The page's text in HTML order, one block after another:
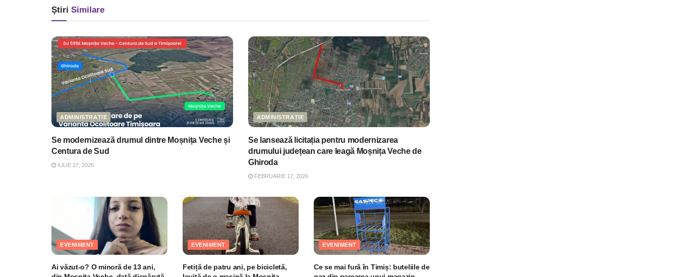
Știri Similare
ADMINISTRAȚIE
Se modernizează drumul dintre Moșnița Veche și
Centura de Sud
IULIE 27, 2026
ADMINISTRAȚIE
Se lansează licitația pentru modernizarea
drumului județean care leagă Moșnița Veche de
Ghiroda
FEBRUARIE 17, 2026
EVENIMENT
Ai văzut-o? O minoră de 13 ani,
EVENIMENT
Fetiță de patru ani, pe bicicletă,
EVENIMENT
Ce se mai fură în Timiș: buteliile de